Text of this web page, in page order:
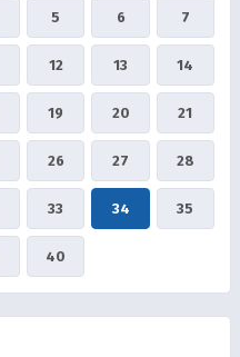
5 6 7
12 13 14
19 20 21
26 27 28
33 34 35
40